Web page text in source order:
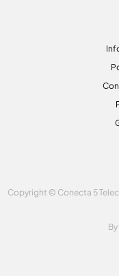
Copyright © Conecta 5
By